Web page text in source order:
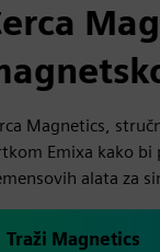
Magnetics,
Emixa kako bi
alata za
Traži Magnetics